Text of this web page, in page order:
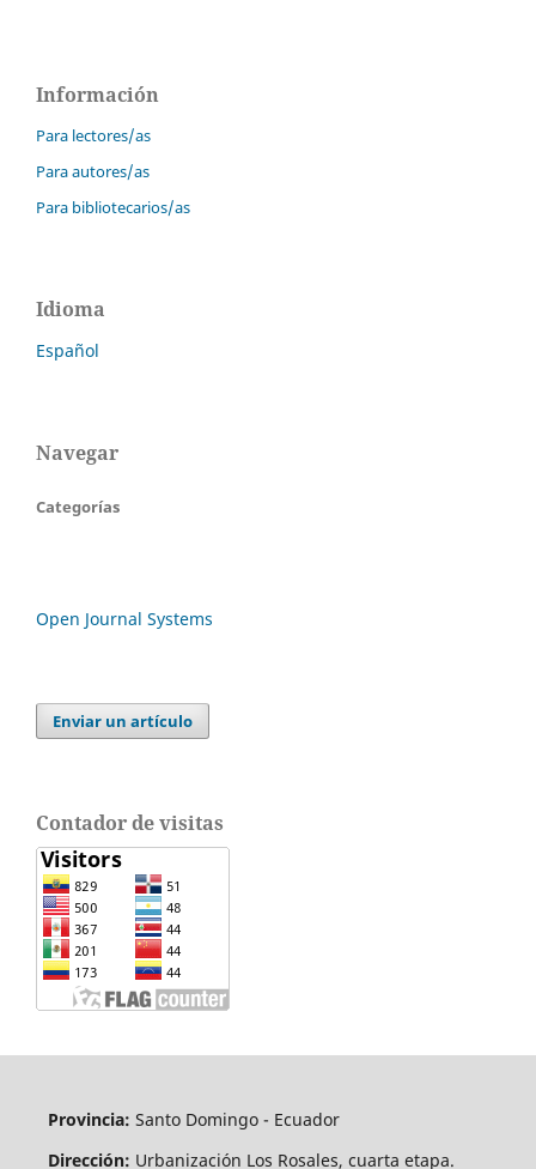
Información
Para lectores/as
Para autores/as
Para bibliotecarios/as
Idioma
Español
Navegar
Categorías
Open Journal Systems
Enviar un artículo
Contador de visitas
Provincia: Santo Domingo - Ecuador
Dirección: Urbanización Los Rosales, cuarta etapa.